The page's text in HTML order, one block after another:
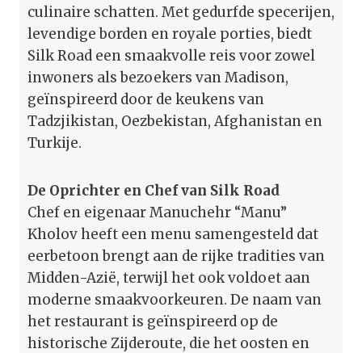
culinaire schatten. Met gedurfde specerijen,
levendige borden en royale porties, biedt
Silk Road een smaakvolle reis voor zowel
inwoners als bezoekers van Madison,
geïnspireerd door de keukens van
Tadzjikistan, Oezbekistan, Afghanistan en
Turkije.
De Oprichter en Chef van Silk Road
Chef en eigenaar Manuchehr “Manu”
Kholov heeft een menu samengesteld dat
eerbetoon brengt aan de rijke tradities van
Midden-Azië, terwijl het ook voldoet aan
moderne smaakvoorkeuren. De naam van
het restaurant is geïnspireerd op de
historische Zijderoute, die het oosten en